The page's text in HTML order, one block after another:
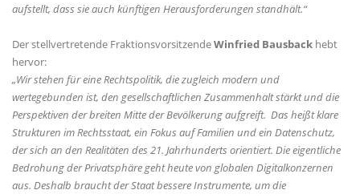
aufstellt, dass sie auch künftigen Herausforderungen standhält.“
Der stellvertretende FraktionsvorsitzendeWinfried Bausback hebt
hervor:
Wir stehen für eine Rechtspolitik, die zugleich modern und
wertegebunden ist, den gesellschaftlichen Zusammenhalt stärkt und die
Perspektiven der breiten Mitte der Bevölkerung aufgreift. Das heißt klare
Strukturen im Rechtsstaat, ein Fokus auf Familien und ein Datenschutz,
der sich an den Realitäten des 21. Jahrhunderts orientiert. Die eigentliche
Bedrohung der Privatsphäre geht heute von globalen Digitalkonzernen
aus. Deshalb braucht der Staat bessere Instrumente, um die